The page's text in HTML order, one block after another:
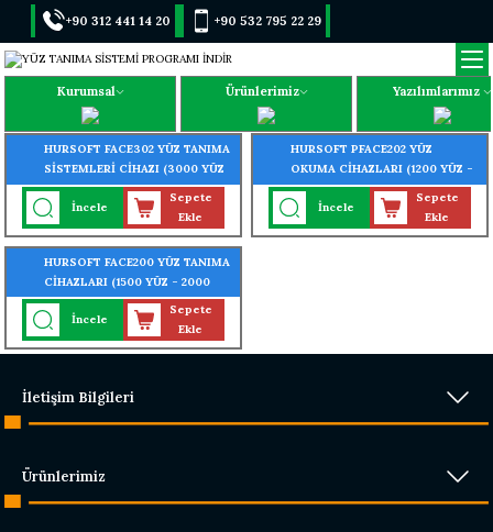
+90 312 441 14 20 +90 532 795 22 29
Kurumsal Ürünlerimiz Yazılımlarımız
HURSOFT FACE302 YÜZ TANIMA
SİSTEMLERİ CİHAZI (3000 YÜZ
- 4000 PARMAK OKUMA
ÖZELLİĞİ)
İncele
Sepete
Ekle
HURSOFT PFACE202 YÜZ
OKUMA CİHAZLARI (1200 YÜZ -
600 AVUÇ İÇİ - 3000 PARMAK
OKUMA ÖZELLİĞİ)
İncele
Sepete
Ekle
HURSOFT FACE200 YÜZ TANIMA
CİHAZLARI (1500 YÜZ - 2000
KART OKUMA ÖZELLİĞİ)
İncele
Sepete
Ekle
İletişim Bilgileri
Ürünlerimiz